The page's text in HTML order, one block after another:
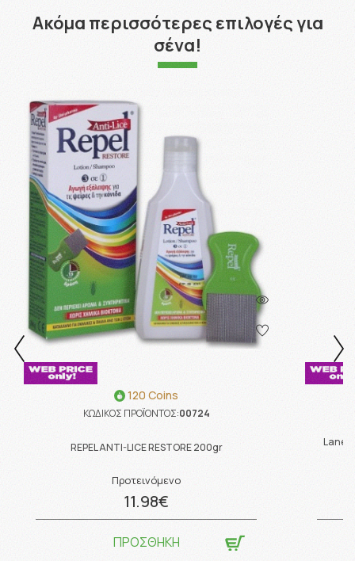
Ακόμα περισσότερες επιλογές για
σένα!
120 Coins
ΚΩΔΙΚΟΣ ΠΡΟΪΟΝΤΟΣ:00724
REPEL ANTI-LICE RESTORE 200gr
Προτεινόμενο
11.98€
ΠΡΟΣΘΗΚΗ
Lanes